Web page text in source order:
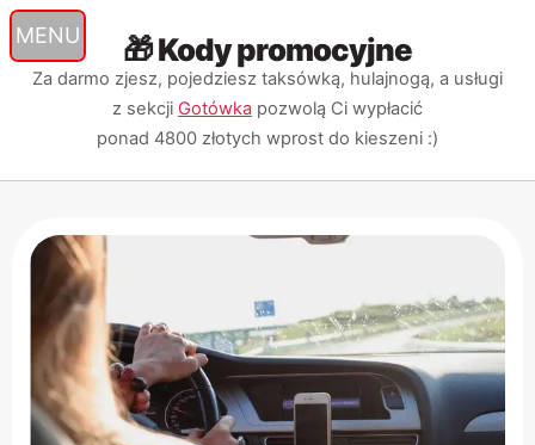
Przejdź
do
nawigacji
Przejdź
do
treści
Przejdź
do
wyszukiwarki
🎁 Kody promocyjne
Za darmo zjesz, pojedziesz taksówką, hulajnogą, a usługi
z sekcji Gotówka pozwolą Ci wypłacić
ponad 4800 złotych wprost do kieszeni :)